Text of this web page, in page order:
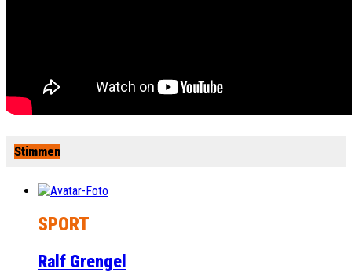
Stimmen
SPORT
Ralf Grengel